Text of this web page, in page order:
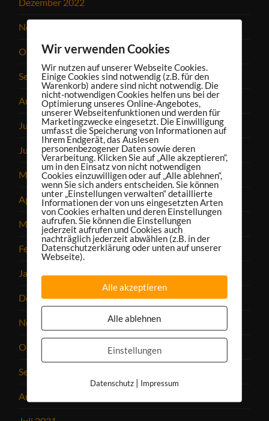
November 2022
Oktober 2022
September 2022
August 2022
Juli 2022
Juni 2022
Mai 2022
April 2022
März 2022
Februar 2022
Januar 2022
Dezember 2021
November 2021
Oktober 2021
September 2021
August 2021
Wir verwenden Cookies
Wir nutzen auf unserer Webseite Cookies.
Einige Cookies sind notwendig (z.B. für den
Warenkorb) andere sind nicht notwendig. Die
nicht-notwendigen Cookies helfen uns bei der
Optimierung unseres Online-Angebotes,
unserer Webseitenfunktionen und werden für
Marketingzwecke eingesetzt. Die Einwilligung
umfasst die Speicherung von Informationen auf
Ihrem Endgerät, das Auslesen
personenbezogener Daten sowie deren
Verarbeitung. Klicken Sie auf „Alle akzeptieren“,
um in den Einsatz von nicht notwendigen
Cookies einzuwilligen oder auf „Alle ablehnen“,
wenn Sie sich anders entscheiden. Sie können
unter „Einstellungen verwalten“ detaillierte
Informationen der von uns eingesetzten Arten
von Cookies erhalten und deren Einstellungen
aufrufen. Sie können die Einstellungen
jederzeit aufrufen und Cookies auch
nachträglich jederzeit abwählen (z.B. in der
Datenschutzerklärung oder unten auf unserer
Webseite).
Alle akzeptieren
Alle ablehnen
Einstellungen
Datenschutz| Impressum